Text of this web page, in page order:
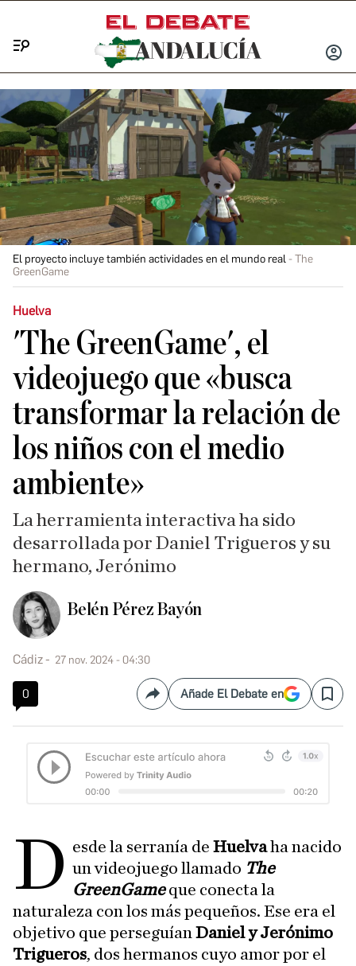
INICIAR
El proyecto incluye también actividades en el mundo real
The
GreenGame
Huelva
'The GreenGame', el
videojuego que «busca
transformar la relación de
los niños con el medio
ambiente»
La herramienta interactiva ha sido
desarrollada por Daniel Trigueros y su
hermano, Jerónimo
Belén Pérez Bayón
Cádiz 27 nov. 2024 - 04:30
0 CompartirAñade El Debate en Save
D esde la serranía deHuelvaha nacido
un videojuego llamado The
GreenGameque conecta la
naturaleza con los más pequeños. Ese era el
objetivo que perseguían Daniel y Jerónimo
Trigueros, dos hermanos cuyo amor por el